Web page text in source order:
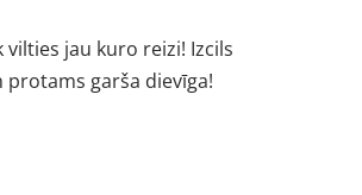
vilties jau kuro reizi! Izcils
garša dievīga!